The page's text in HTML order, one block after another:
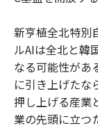
新亨植全北特別
ルAIは全北と韓
なる可能性があ
に引き上げたな
押し上げる産業
業の先頭に立つ